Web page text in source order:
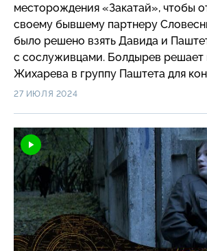
месторождения «Закатай», чтобы
своему бывшему партнеру
было решено взять Давида и
с сослуживцами. Болдырев решает
Жихарева в группу Паштета для
планами дембелей.
27 ИЮЛЯ 2024